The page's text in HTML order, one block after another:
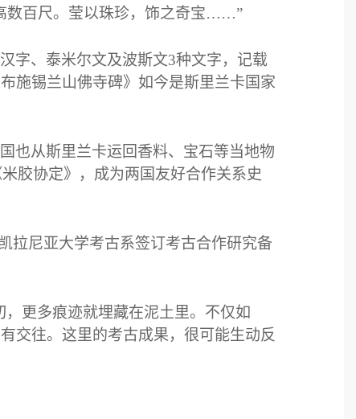
数百尺。莹以珠珍，饰之奇宝……”
字、泰米尔文及波斯文3种文字，记载
施锡兰山佛寺碑》如今是斯里兰卡国家
也从斯里兰卡运回香料、宝石等当地物
胶协定》，成为两国友好合作关系史
拉尼亚大学考古系签订考古合作研究备
更多痕迹就埋藏在泥土里。不仅如
交往。这里的考古成果，很可能生动反